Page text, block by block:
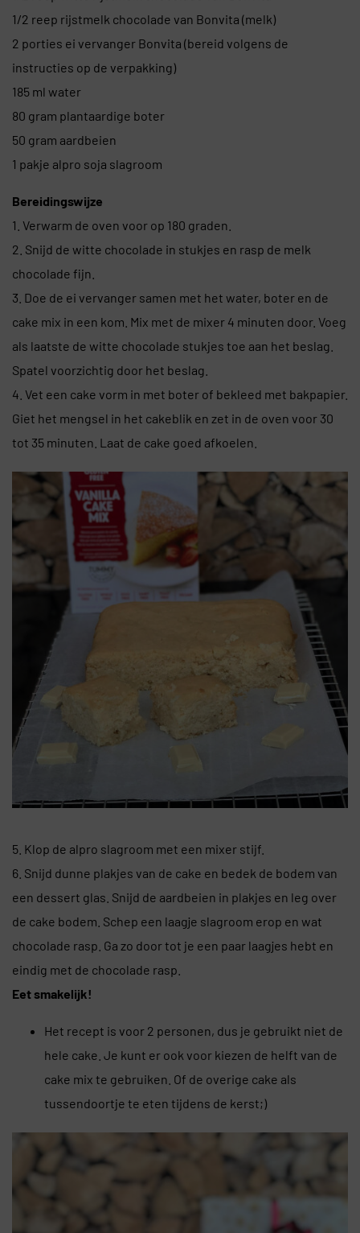
1/2 reep rijstmelk chocolade van Bonvita (melk)
2 porties ei vervanger Bonvita (bereid volgens de
instructies op de verpakking)
185 ml water
80 gram plantaardige boter
50 gram aardbeien
1 pakje alpro soja slagroom
Bereidingswijze
1. Verwarm de oven voor op 180 graden.
2. Snijd de witte chocolade in stukjes en rasp de melk
chocolade fijn.
3. Doe de ei vervanger samen met het water, boter en de
cake mix in een kom. Mix met de mixer 4 minuten door. Voeg
als laatste de witte chocolade stukjes toe aan het beslag.
Spatel voorzichtig door het beslag.
4. Vet een cake vorm in met boter of bekleed met bakpapier.
Giet het mengsel in het cakeblik en zet in de oven voor 30
tot 35 minuten. Laat de cake goed afkoelen.
5. Klop de alpro slagroom met een mixer stijf.
6. Snijd dunne plakjes van de cake en bedek de bodem van
een dessert glas. Snijd de aardbeien in plakjes en leg over
de cake bodem. Schep een laagje slagroom erop en wat
chocolade rasp. Ga zo door tot je een paar laagjes hebt en
eindig met de chocolade rasp.
Eet smakelijk!
Het recept is voor 2 personen, dus je gebruikt niet de
hele cake. Je kunt er ook voor kiezen de helft van de
cake mix te gebruiken. Of de overige cake als
tussendoortje te eten tijdens de kerst;)